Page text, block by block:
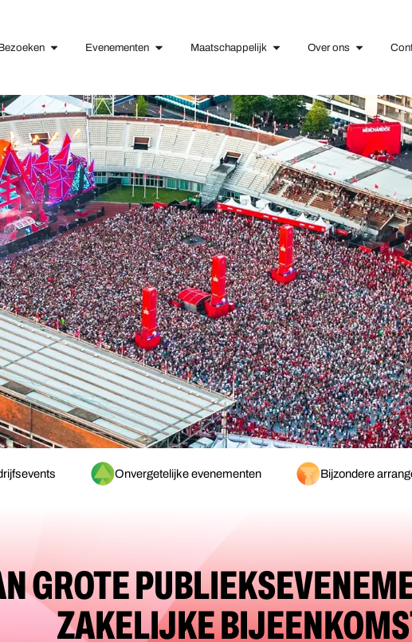
Evenementen Maatschappelijk Over ons
Onvergetelijke evenementen Bijzondere
GROTE
ZAKELIJKE